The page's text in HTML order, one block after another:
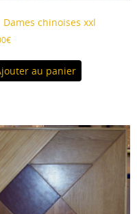
Dames chinoises xxl
€
au panier